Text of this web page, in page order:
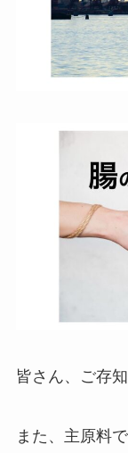
皆さん、ご存
また、主原料